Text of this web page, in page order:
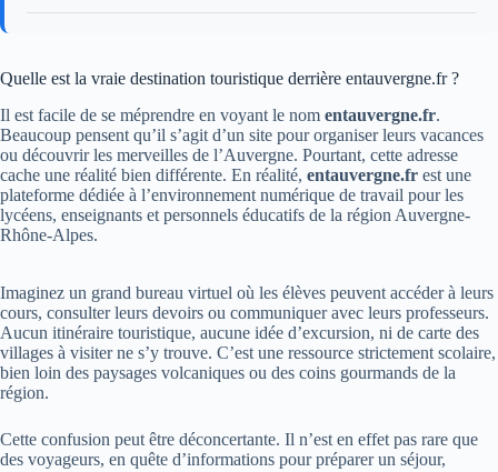
Quelle est la vraie destination touristique derrière entauvergne.fr ?
Il est facile de se méprendre en voyant le nom entauvergne.fr.
Beaucoup pensent qu’il s’agit d’un site pour organiser leurs vacances
ou découvrir les merveilles de l’Auvergne. Pourtant, cette adresse
cache une réalité bien différente. En réalité, entauvergne.fr est une
plateforme dédiée à l’environnement numérique de travail pour les
lycéens, enseignants et personnels éducatifs de la région Auvergne-
Rhône-Alpes.
Imaginez un grand bureau virtuel où les élèves peuvent accéder à leurs
cours, consulter leurs devoirs ou communiquer avec leurs professeurs.
Aucun itinéraire touristique, aucune idée d’excursion, ni de carte des
villages à visiter ne s’y trouve. C’est une ressource strictement scolaire,
bien loin des paysages volcaniques ou des coins gourmands de la
région.
Cette confusion peut être déconcertante. Il n’est en effet pas rare que
des voyageurs, en quête d’informations pour préparer un séjour,